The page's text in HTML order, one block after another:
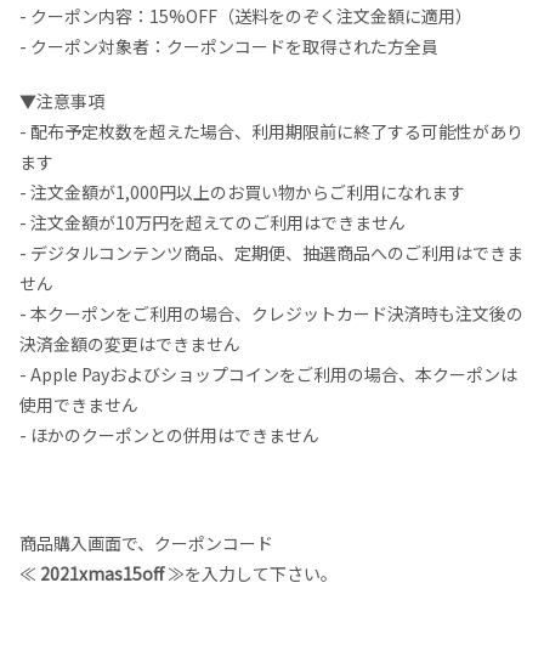
- クーポン内容：15%OFF（送料をのぞく注文金額に適用）
- クーポン対象者：クーポンコードを取得された方全員
▼注意事項
- 配布予定枚数を超えた場合、利用期限前に終了する可能性があり
ます
- 注文金額が1,000円以上のお買い物からご利用になれます
- 注文金額が10万円を超えてのご利用はできません
- デジタルコンテンツ商品、定期便、抽選商品へのご利用はできま
せん
- 本クーポンをご利用の場合、クレジットカード決済時も注文後の
決済金額の変更はできません
- Apple Payおよびショップコインをご利用の場合、本クーポンは
使用できません
- ほかのクーポンとの併用はできません
商品購入画面で、クーポンコード
≪ 2021xmas15off≫を入力して下さい。